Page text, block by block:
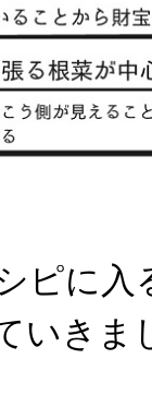
ピに入
いきま